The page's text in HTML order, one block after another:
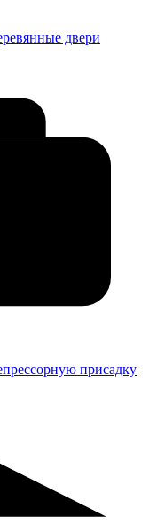
двери
присадку